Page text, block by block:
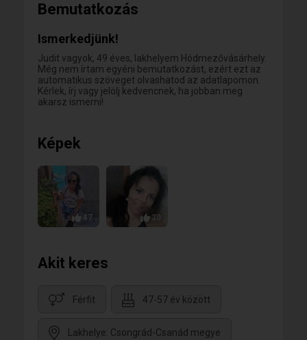
Bemutatkozás
Ismerkedjünk!
Judit vagyok, 49 éves, lakhelyem Hódmezővásárhely.
Még nem írtam egyéni bemutatkozást, ezért ezt az
automatikus szöveget olvashatod az adatlapomon.
Kérlek, írj vagy jelölj kedvencnek, ha jobban meg
akarsz ismerni!
Képek
47 30
Akit keres
Férfit 47-57 év között
Lakhelye: Csongrád-Csanád megye